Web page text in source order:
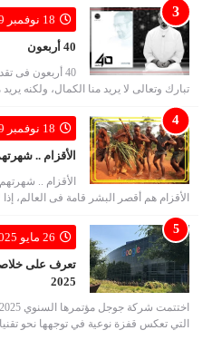
18 نوفمبر 2019
40 أربعون
40 أربعون فى
تبارك وتعالى لا يريد منا الكمال، ولكنه
18 نوفمبر 2019
الأقزام ..
الأقزام ..
الأقزام هم أقصر البشر قامة فى العالم،
26 مايو 2025
2025
التي تعكس قفزة نوعية في توجهها نحو